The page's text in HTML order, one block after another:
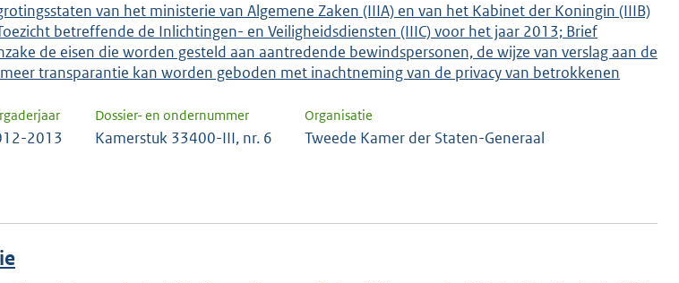
van het ministerie van Algemene Zaken (IIIA) en van het Kabinet der Koningin (IIIB)
betreffende de Inlichtingen- en Veiligheidsdiensten (IIIC) voor het jaar 2013; Brief
de eisen die worden gesteld aan aantredende bewindspersonen, de wijze van verslag aan de
transparantie kan worden geboden met inachtneming van de privacy van betrokkenen
2013
Dossier- en ondernummer
Kamerstuk 33400-III, nr. 6
Organisatie
Tweede Kamer der Staten-Generaal